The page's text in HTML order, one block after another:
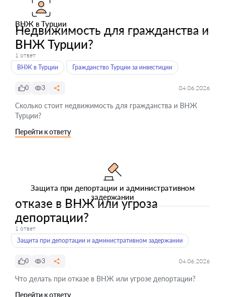
ВНЖ в Турции
Недвижимость для гражданства и
ВНЖ Турции?
1 ответ
ВНЖ в Турции
Гражданство Турции за инвестиции
0 3 04.06.2026
Сколько стоит недвижимость для гражданства и ВНЖ
Турции?
Перейти к ответу
Защита при депортации и административном
задержании
отказе в ВНЖ или угроза
депортации?
1 ответ
Защита при депортации и административном задержании
0 3 04.06.2026
Что делать при отказе в ВНЖ или угрозе депортации?
Перейти к ответу